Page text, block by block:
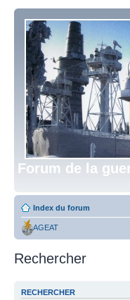
Forum de la
Index du forum
AGEAT
Rechercher
RECHERCHER